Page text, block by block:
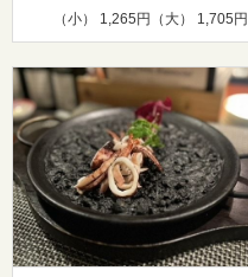
（小） 1,265円（大） 1,705円